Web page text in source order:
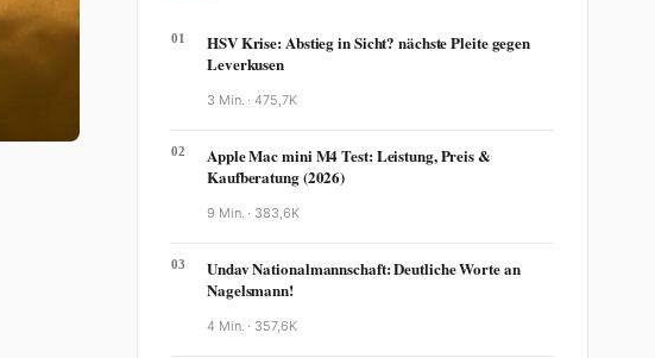
01
HSV Krise: Abstieg in Sicht? nächste Pleite gegen
Leverkusen
3 Min. ·475,7K
02
Apple Mac mini M4 Test: Leistung, Preis &
Kaufberatung (2026)
9 Min. · 383,6K
03
Undav Nationalmannschaft: Deutliche Worte an
Nagelsmann!
4 Min. · 357,6K